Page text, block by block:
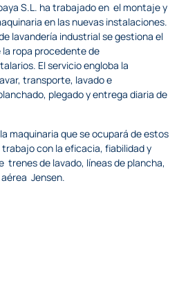
S.L. ha trabajado en el montaje y
en las nuevas instalaciones.
lavandería industrial se gestiona el
ropa procedente de
El servicio engloba la
transporte, lavado e
plegado y entrega diaria de
maquinaria que se ocupará de estos
con la eficacia, fiabilidad y
trenes de lavado, líneas de plancha,
Jensen.